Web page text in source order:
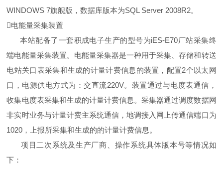
WINDOWS 7旗舰版，数据库版本为SQL Server 2008R2。
电能量采集装置
本站配备了一套积成电子生产的型号为iES-E70厂站采集终
端电能量采集装置。电能量采集器是一种用于采集、存储和转送
电站关口表采集和生成的计量计费信息的装置，配置2个以太网
口，电源供电方式为：交直流220V。装置通过与电度表通信，
收集电度表采集和生成的计量计费信息。采集器通过调度数据网
非实时业务与计量计费主系统通信，地调接入网上传通信端口为
1020，上报所采集和生成的的计量计费信息。
项目二次系统及生产厂商、操作系统具体版本号等情况如
下：